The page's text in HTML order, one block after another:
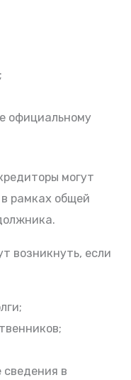
официальному
могут
рамках общей
возникнуть, если
сведения в